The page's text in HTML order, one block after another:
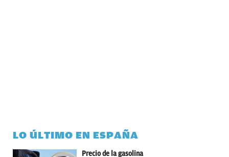
LO ÚLTIMO EN ESPAÑA
Precio de la gasolina